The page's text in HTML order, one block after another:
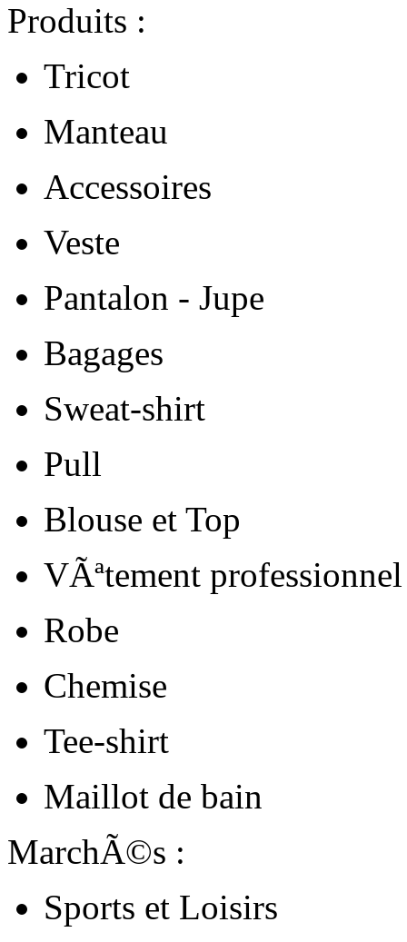
Produits :
Tricot
Manteau
Accessoires
Veste
Pantalon - Jupe
Bagages
Sweat-shirt
Pull
Blouse et Top
VÃªtement professionnel
Robe
Chemise
Tee-shirt
Maillot de bain
MarchÃ©s :
Sports et Loisirs